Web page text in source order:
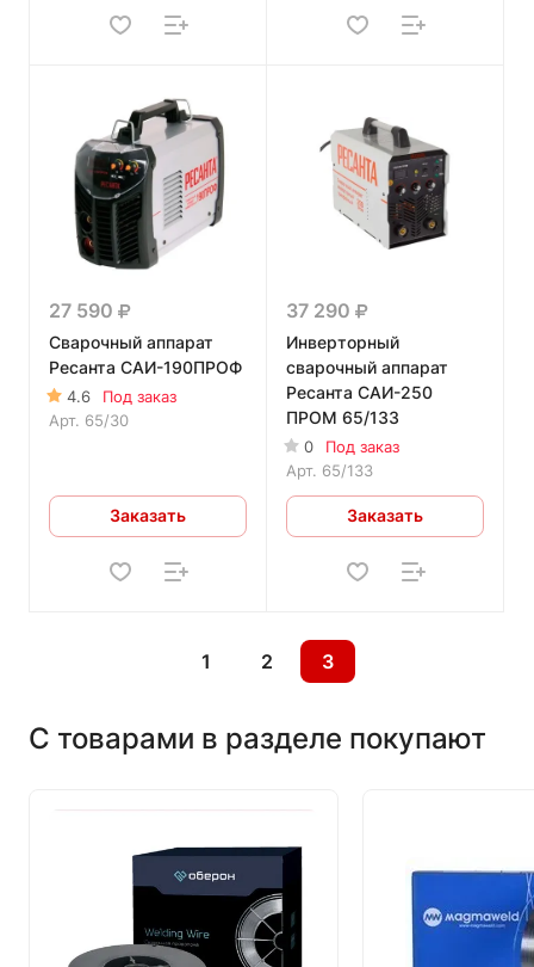
27 590
Сварочный аппарат
Ресанта САИ-190ПРОФ
4.6
Под заказ
Арт. 65/30
Заказать
37 290
Инверторный
сварочный аппарат
Ресанта САИ-250
ПРОМ 65/133
0
Под заказ
Арт. 65/133
Заказать
1 2 3
С товарами в разделе покупают